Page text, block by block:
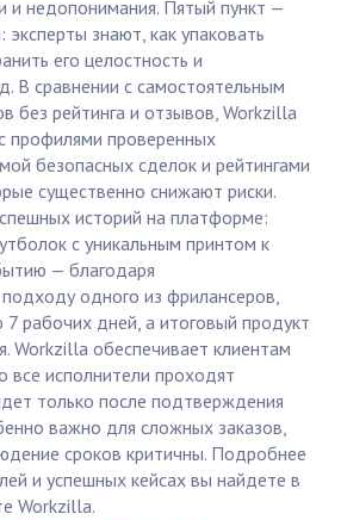
и недопонимания. Пятый пункт —
эксперты знают, как упаковать
его целостность и
В сравнении с самостоятельным
без рейтинга и отзывов, Workzilla
профилями проверенных
безопасных сделок и рейтингами
существенно снижают риски.
историй на платформе:
с уникальным принтом к
— благодаря
одного из фрилансеров,
7 рабочих дней, а итоговый продукт
Workzilla обеспечивает клиентам
исполнители проходят
только после подтверждения
важно для сложных заказов,
сроков критичны. Подробнее
и успешных кейсах вы найдете в
Workzilla.